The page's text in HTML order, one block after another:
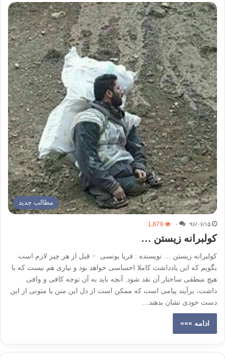
مطالب جدید
۹۶/۰۶/۱۵ ۰ 1,879
کولبرانە زیستن …
کولبرانە زیستن … نویسنده : فریا یونسی
قبل از هر چیز لازم است
بگویم کە این یادداشت کاملا احساسی خواهد بود و نیازی هم نیست کە با
هیچ منطقی ساختار آن نقد شود. آنچە باید بە آن توجه کافی و وافی
داشت، برآیند پیامی است کە ممکن است از دل این متن یا متونی از این
دست خودی نشان بدهند…
ادامه »»»